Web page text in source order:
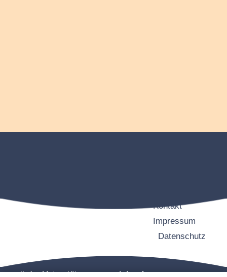
Kontakt
Impressum
Datenschutz
mit der Unterstützung vonpixler.de –